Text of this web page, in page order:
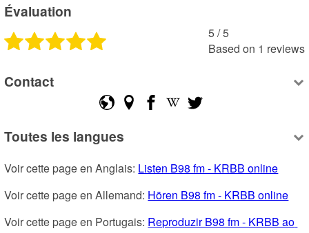
Évaluation
5 /5
Based on 1 reviews
Contact
Toutes les langues
Voir cette page en Anglais: Listen B98 fm - KRBB online
Voir cette page en Allemand: Hören B98 fm - KRBB online
Voir cette page en Portugais: Reproduzir B98 fm - KRBB ao